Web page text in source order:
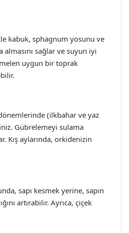
kabuk, sphagnum yosunu ve
sağlar ve suyun iyi
uygun bir toprak
(ilkbahar ve yaz
Gübrelemeyi sulama
Kış aylarında, orkidenizin
sapı kesmek yerine, sapın
artırabilir. Ayrıca, çiçek